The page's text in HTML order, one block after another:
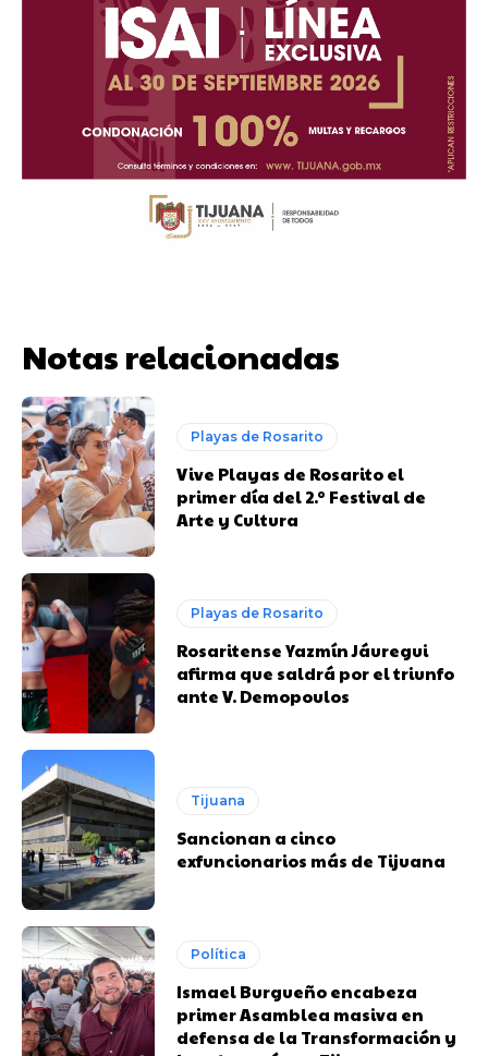
Notas relacionadas
Playas de Rosarito
Vive Playas de Rosarito el
primer día del 2.º Festival de
Arte y Cultura
Playas de Rosarito
Rosaritense Yazmín Jáuregui
afirma que saldrá por el triunfo
ante V. Demopoulos
Tijuana
Sancionan a cinco
exfuncionarios más de Tijuana
Política
Ismael Burgueño encabeza
primer Asamblea masiva en
defensa de la Transformación y